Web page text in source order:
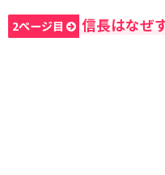
2ページ目 信長はなぜ